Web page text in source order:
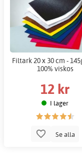
Filtark 20 x 30 cm -
100% viskos
12 kr
I lager
Se alla